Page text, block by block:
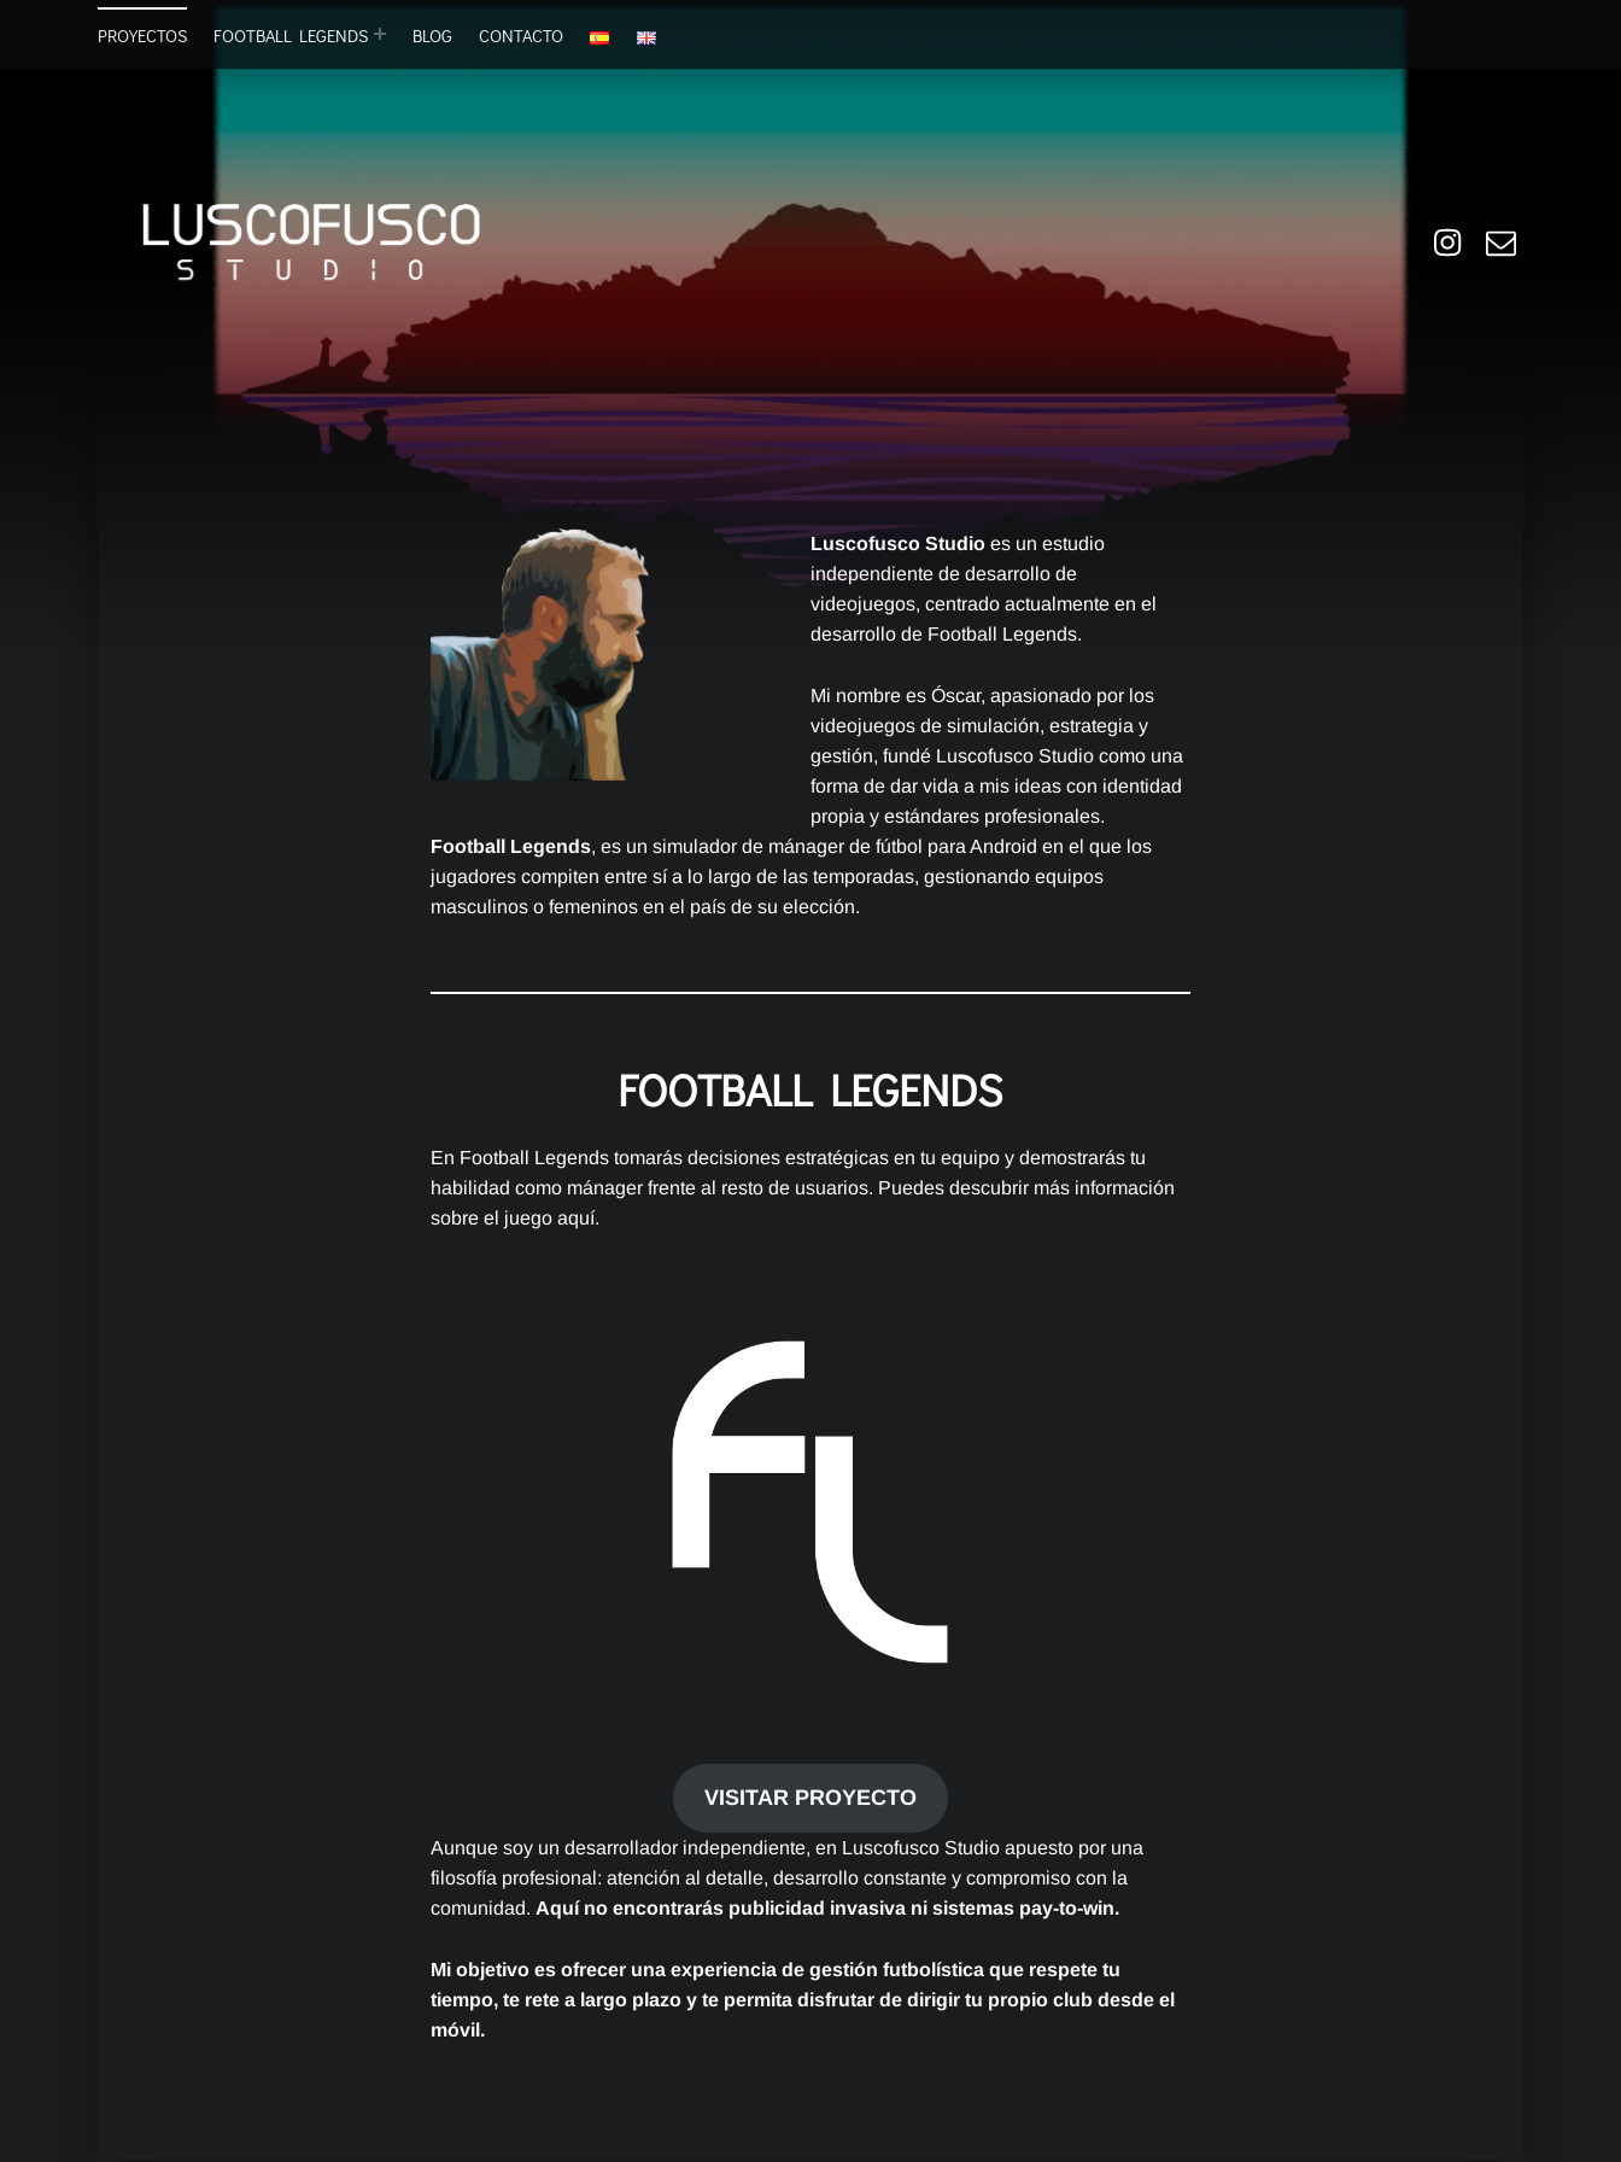
PROYECTOS FOOTBALL LEGENDS BLOG CONTACTO
Luscofusco Studio
Luscofusco Studio es un estudio
independiente de desarrollo de
videojuegos, centrado actualmente en el
desarrollo de Football Legends.
Mi nombre es Óscar, apasionado por los
videojuegos de simulación, estrategia y
gestión, fundé Luscofusco Studio como una
forma de dar vida a mis ideas con identidad
propia y estándares profesionales.
Football Legends, es un simulador de mánager de fútbol para Android en el que los
jugadores compiten entre sí a lo largo de las temporadas, gestionando equipos
masculinos o femeninos en el país de su elección.
FOOTBALL LEGENDS
En Football Legends tomarás decisiones estratégicas en tu equipo y demostrarás tu
habilidad como mánager frente al resto de usuarios. Puedes descubrir más información
sobre el juego aquí.
VISITAR PROYECTO
Aunque soy un desarrollador independiente, en Luscofusco Studio apuesto por una
filosofía profesional: atención al detalle, desarrollo constante y compromiso con la
comunidad. Aquí no encontrarás publicidad invasiva ni sistemas pay-to-win.
Mi objetivo es ofrecer una experiencia de gestión futbolística que respete tu
tiempo, te rete a largo plazo y te permita disfrutar de dirigir tu propio club desde el
móvil.